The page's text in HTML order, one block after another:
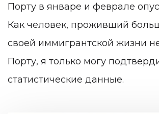
Порту в январе и феврале
Как человек, проживший
своей иммигрантской жизни
Порту, я только могу
статистические данные.